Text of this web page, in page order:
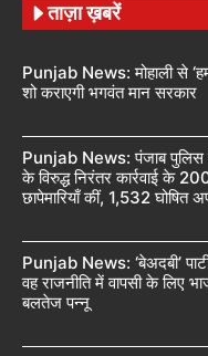
ताज़ा ख़बरें
Punjab News: मोहाली से
शो कराएगी भगवंत मान सरकार
Punjab News: पंजाब पुलिस
के विरुद्ध निरंतर कार्रवाई के
छापेमारियाँ कीं, 1,532 घोषित
Punjab News: ‘बेअदबी’
वह राजनीति में वापसी के लिए
बलतेज पन्नू